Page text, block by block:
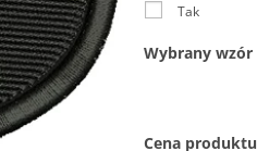
Tak
Wybrany wzór
Cena produktu